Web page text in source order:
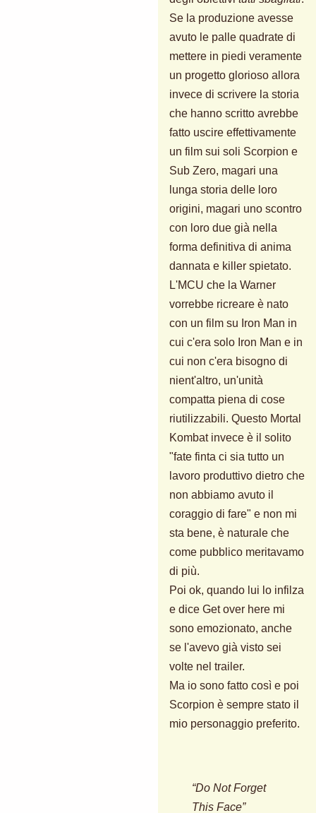
Se la produzione avesse
avuto le palle quadrate di
mettere in piedi veramente
un progetto glorioso allora
invece di scrivere la storia
che hanno scritto avrebbe
fatto uscire effettivamente
un film sui soli Scorpion e
Sub Zero, magari una
lunga storia delle loro
origini, magari uno scontro
con loro due già nella
forma definitiva di anima
dannata e killer spietato.
L'MCU che la Warner
vorrebbe ricreare è nato
con un film su Iron Man in
cui c'era solo Iron Man e in
cui non c'era bisogno di
nient'altro, un'unità
compatta piena di cose
riutilizzabili. Questo Mortal
Kombat invece è il solito
"fate finta ci sia tutto un
lavoro produttivo dietro che
non abbiamo avuto il
coraggio di fare" e non mi
sta bene, è naturale che
come pubblico meritavamo
di più.
Poi ok, quando lui lo infilza
e dice Get over here mi
sono emozionato, anche
se l'avevo già visto sei
volte nel trailer.
Ma io sono fatto così e poi
Scorpion è sempre stato il
mio personaggio preferito.
“Do Not Forget
This Face”